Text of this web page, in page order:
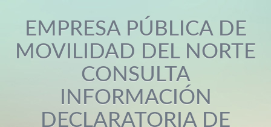
EMPRESA PÚBLICA DE
MOVILIDAD DEL NORTE
CONSULTA
INFORMACIÓN
DECLARATORIA DE